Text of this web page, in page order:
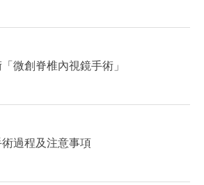
微創脊椎內視鏡手術」
過程及注意事項